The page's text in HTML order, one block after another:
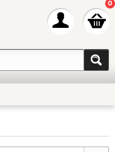
0